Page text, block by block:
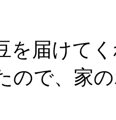
を届けて
ので、家